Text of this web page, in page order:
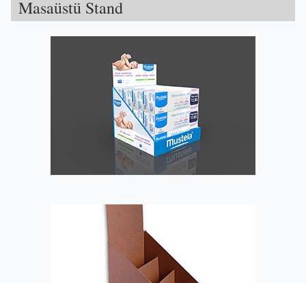
Masaüstü Stand